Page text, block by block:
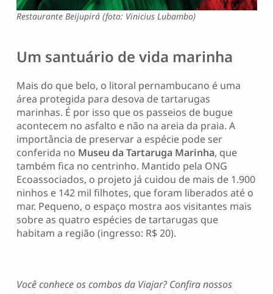
Restaurante Beijupirá (foto: Vinicius Lubambo)
Um santuário de vida marinha
Mais do que belo, o litoral pernambucano é uma
área protegida para desova de tartarugas
marinhas. É por isso que os passeios de bugue
acontecem no asfalto e não na areia da praia. A
importância de preservar a espécie pode ser
conferida no Museu da Tartaruga Marinha, que
também fica no centrinho. Mantido pela ONG
Ecoassociados, o projeto já cuidou de mais de 1.900
ninhos e 142 mil filhotes, que foram liberados até o
mar. Pequeno, o espaço mostra aos visitantes mais
sobre as quatro espécies de tartarugas que
habitam a região (ingresso: R$ 20).
Você conhece os combos da Viajar? Confira nossos